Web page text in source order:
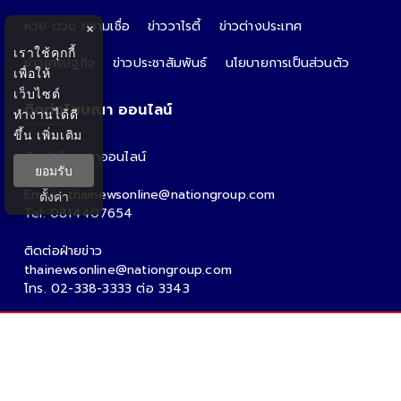
หวย ดวง ความเชื่อ ข่าววาไรตี้
ข่าวต่างประเทศ
ข่าวเศรษฐกิจ
ข่าวประชาสัมพันธ์ นโยบายการเป็นส่วนตัว
ติดต่อโฆษณา ออนไลน์
ติดต่อโฆษณาออนไลน์
คุณอ้อ
Email : thainewsonline@nationgroup.com
Tel: 0814407654
ติดต่อฝ่ายข่าว
thainewsonline@nationgroup.com
โทร. 02-338-3333 ต่อ 3343
×
เราใช้คุกกี้
เพื่อให้
เว็บไซต์
ทำงานได้ดี
ขึ้น เพิ่มเติม
ยอมรับ
ตั้งค่า